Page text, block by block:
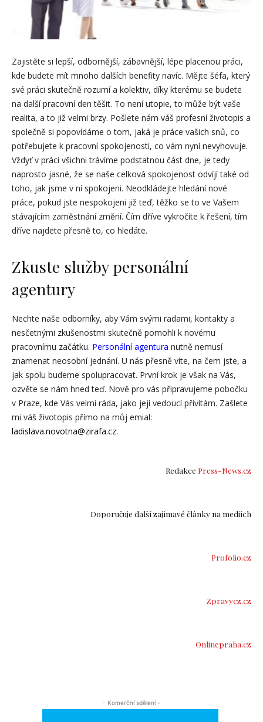
Zajistěte si lepší, odbornější, zábavnější, lépe placenou práci,
kde budete mít mnoho dalších benefity navíc. Mějte šéfa, který
své práci skutečně rozumí a kolektiv, díky kterému se budete
na další pracovní den těšit. To není utopie, to může být vaše
realita, a to již velmi brzy. Pošlete nám váš profesní životopis a
společně si popovídáme o tom, jaká je práce vašich snů, co
potřebujete k pracovní spokojenosti, co vám nyní nevyhovuje.
Vždyť v práci všichni trávíme podstatnou část dne, je tedy
naprosto jasné, že se naše celková spokojenost odvíjí také od
toho, jak jsme v ní spokojeni. Neodkládejte hledání nové
práce, pokud jste nespokojeni již teď, těžko se to ve Vašem
stávajícím zaměstnání změní. Čím dříve vykročíte k řešení, tím
dříve najdete přesně to, co hledáte.
Zkuste služby personální
agentury
Nechte naše odborníky, aby Vám svými radami, kontakty a
nesčetnými zkušenostmi skutečně pomohli k novému
pracovnímu začátku. Personální agentura nutně nemusí
znamenat neosobní jednání. U nás přesně víte, na čem jste, a
jak spolu budeme spolupracovat. První krok je však na Vás,
ozvěte se nám hned teď. Nově pro vás připravujeme pobočku
v Praze, kde Vás velmi ráda, jako její vedoucí přivítám. Zašlete
mi váš životopis přímo na můj emial:
ladislava.novotna@zirafa.cz.
Redakce Press-News.cz
Doporučuje další zajímavé články na mediích
Profolio.cz
Zpravycz.cz
Onlinepraha.cz
- Komerční sdělení -